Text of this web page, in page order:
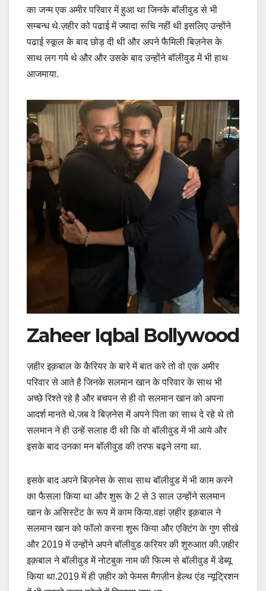
का जन्म एक अमीर परिवार में हुआ था जिनके बॉलीवुड से भी
सम्बन्ध थे.ज़हीर को पढाई में ज्यादा रूचि नहीं थी इसलिए उन्होंने
पढाई स्कूल के बाद छोड़ दी थी और अपने फैमिली बिज़नेस के
साथ लग गये थे और और उसके बाद उन्होंने बॉलीवुड में भी हाथ
आजमाया.
Zaheer Iqbal Bollywood
ज़हीर इक़बाल के कैरियर के बारे में बात करे तो वो एक अमीर
परिवार से आते है जिनके सलमान खान के परिवार के साथ भी
अच्छे रिश्ते रहे है और बचपन से ही वो सलमान खान को अपना
आदर्श मानते थे.जब वे बिज़नेस में अपने पिता का साथ दे रहे थे तो
सलमान ने ही उन्हें सलाह दी थी कि वो बॉलीवुड में भी आये और
इसके बाद उनका मन बॉलीवुड की तरफ बढ़ने लगा था.
इसके बाद अपने बिज़नेस के साथ साथ बॉलीवुड में भी काम करने
का फैसला किया था और शुरू के 2 से 3 साल उन्होंने सलमान
खान के असिस्टेंट के रूप में काम किया.वहां ज़हीर इक़बाल ने
सलमान खान को फॉलो करना शुरू किया और एक्टिंग के गुण सीखे
और 2019 में उन्होंने अपने बॉलीवुड करियर की शुरुआत की.ज़हीर
इक़बाल ने बॉलीवुड में नोटबुक नाम की फिल्म से बॉलीवुड में डेब्यू
किया था.2019 में ही ज़हीर को फेमस मैगज़ीन हेल्थ एंड न्यूट्रिशन